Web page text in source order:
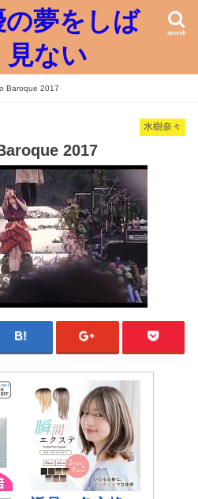
の夢をしば
見ない
search
Baroque 2017
水樹奈々
2017